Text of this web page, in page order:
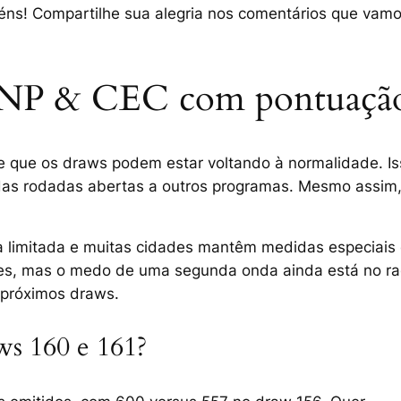
Compartilhe sua alegria nos comentários que
& CEC com
que os draws podem estar voltando à normalidade.
rodadas abertas a outros programas. Mesmo
e muitas cidades mantêm medidas
mas o medo de uma segunda onda ainda está no
draws.
160 e 161?